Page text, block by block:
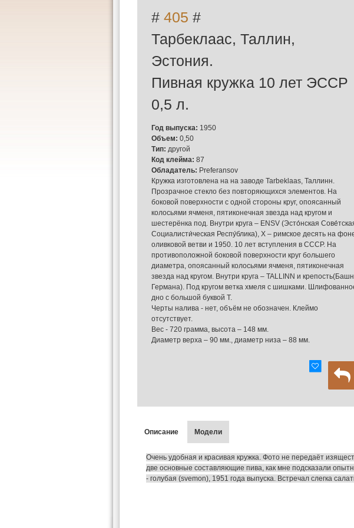
# 405 #
Тарбеклаас, Таллин,
Эстония.
Пивная кружка 10 лет ЭССР
0,5 л.
Год выпуска: 1950
Объем: 0,50
Тип: другой
Код клейма: 87
Обладатель: Preferansov
Кружка изготовлена на на заводе Tarbeklaas, Таллинн.
Прозрачное стекло без повторяющихся элементов. На
боковой поверхности с одной стороны круг, опоясанный
колосьями ячменя, пятиконечная звезда над кругом и
шестерёнка под. Внутри круга – ENSV (Эсто́нская
Социалисти́ческая Респу́блика), Х – римское десять на
оливковой ветви и 1950. 10 лет вступления в СССР. На
противоположной боковой поверхности круг большего
диаметра, опоясанный колосьями ячменя, пятиконечная
звезда над кругом. Внутри круга – TALLINN и
Германа). Под кругом ветка хмеля с шишками.
дно с большой буквой Т.
Черты налива - нет, объём не обозначен. Клеймо
отсутствует.
Вес - 720 грамма, высота – 148 мм.
Диаметр верха – 90 мм., диаметр низа – 88 мм.
Описание Модели
Очень удобная и красивая кружка. Фото не передаёт
две основные составляющие пива, как мне подсказали
- голубая (svemon), 1951 года выпуска. Встречал слегка